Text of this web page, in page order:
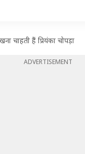
चाहती हैं प्रियंका चोपड़ा
ADVERTISEMENT